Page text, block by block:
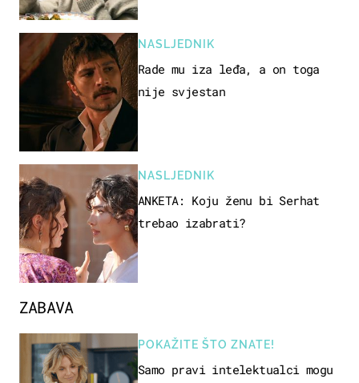
ZABAVA
POKAŽITE ŠTO ZNATE!
Samo pravi intelektualci mogu
NASLJEDNIK
Rade mu iza leđa, a on toga
nije svjestan
NASLJEDNIK
ANKETA: Koju ženu bi Serhat
trebao izabrati?